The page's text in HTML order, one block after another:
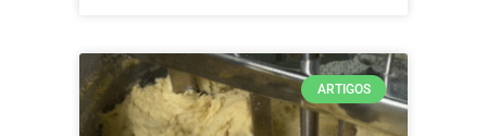
ARTIGOS